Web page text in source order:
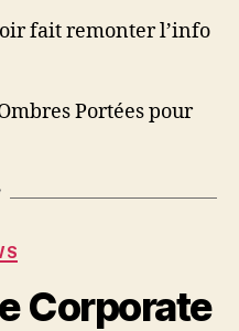
fait remonter l’info
Portées pour
Corporate